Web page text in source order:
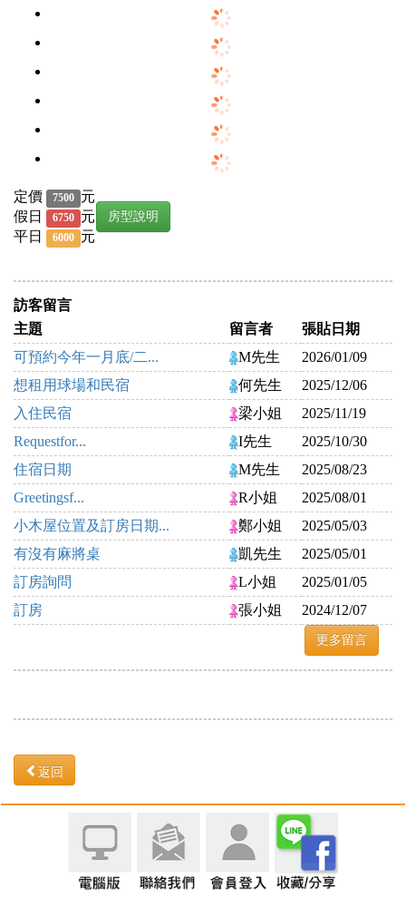
定價 7500 元
假日
6750 元
平日
6000 元
房型說明
訪客留言
主題
留言者
張貼日期
可預約今年一月底/二...
M先生
2026/01/09
想租用球場和民宿
何先生
2025/12/06
入住民宿
梁小姐
2025/11/19
Requestfor...
I先生
2025/10/30
住宿日期
M先生
2025/08/23
Greetingsf...
R小姐
2025/08/01
小木屋位置及訂房日期...
鄭小姐
2025/05/03
有沒有麻將桌
凱先生
2025/05/01
訂房詢問
L小姐
2025/01/05
訂房
張小姐 2024/12/07
更多留言
返回